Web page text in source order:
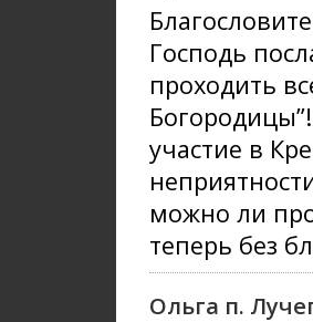
Господь
проходить
участие в
можно ли
теперь без
Ольга п.